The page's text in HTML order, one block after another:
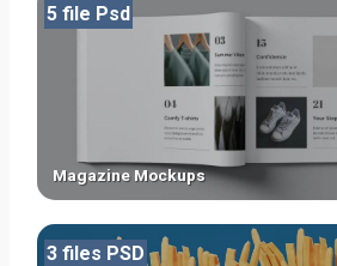
Magazine Mockups
5 file Psd
3 files PSD